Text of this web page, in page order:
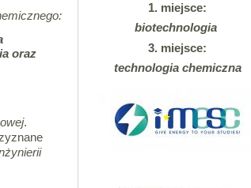
oraz
.
1. miejsce:
biotechnologia
3. miejsce:
technologia chemiczna